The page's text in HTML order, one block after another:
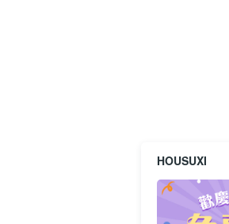
HOUSUXI